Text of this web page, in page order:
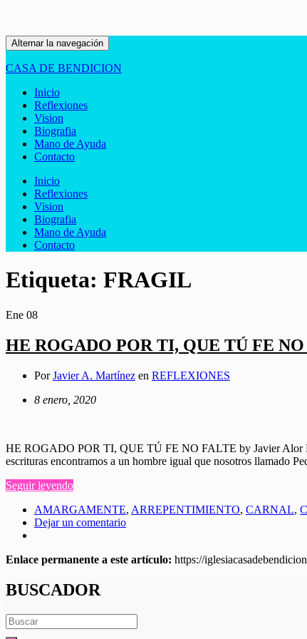
Alternar la navegación
CASA DE BENDICION
Inicio
Reflexiones
Vision
Biografia
Mano de Ayuda
Contacto
Inicio
Reflexiones
Vision
Biografia
Mano de Ayuda
Contacto
Etiqueta: FRAGIL
Ene 08
HE ROGADO POR TI, QUE TÚ FE
PorJavier A. Martínez en REFLEXIONES
8 enero, 2020
HE ROGADO POR TI, QUE TÚ FE NO FALTE by Javier Alor
escrituras encontramos a un hombre igual que nosotros llamado
Seguir leyendo
AMARGAMENTE, ARREPENTIMIENTO, CARNAL,
Dejar un comentario
Enlace permanente a este artículo: https://
BUSCADOR
Search
for: